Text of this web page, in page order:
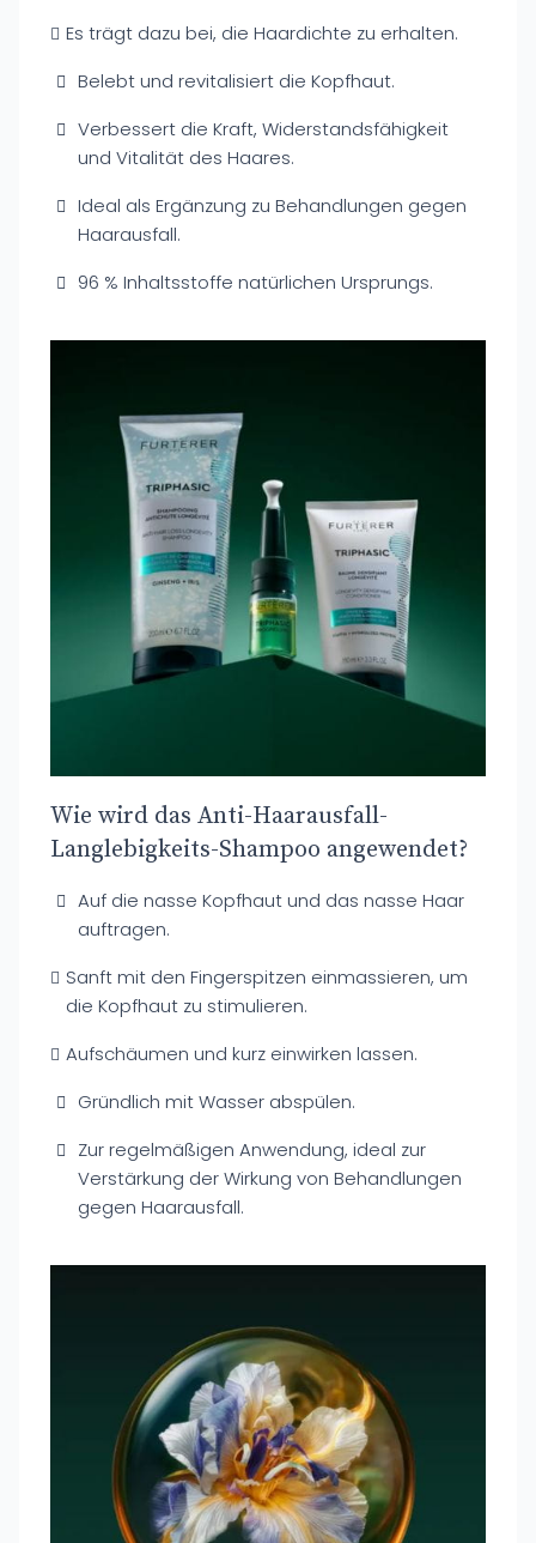
Es trägt dazu bei, die Haardichte zu erhalten.
Belebt und revitalisiert die Kopfhaut.
Verbessert die Kraft, Widerstandsfähigkeit
und Vitalität des Haares.
Ideal als Ergänzung zu Behandlungen gegen
Haarausfall.
96 % Inhaltsstoffe natürlichen Ursprungs.
Wie wird das Anti-Haarausfall-
Langlebigkeits-Shampoo angewendet?
Auf die nasse Kopfhaut und das nasse Haar
auftragen.
Sanft mit den Fingerspitzen einmassieren, um
die Kopfhaut zu stimulieren.
Aufschäumen und kurz einwirken lassen.
Gründlich mit Wasser abspülen.
Zur regelmäßigen Anwendung, ideal zur
Verstärkung der Wirkung von Behandlungen
gegen Haarausfall.